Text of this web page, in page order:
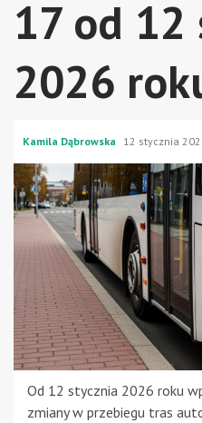
17 od 12
2026
Kamila Dąbrowska 12 stycznia
Od 12 stycznia 2026 roku
zmiany w przebiegu tras